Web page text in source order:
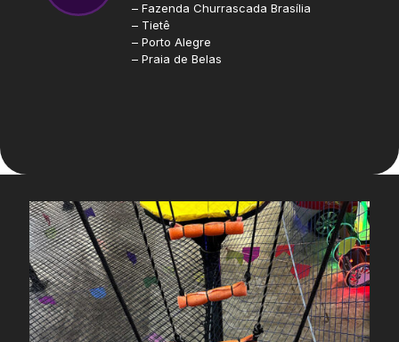
– Fazenda Churrascada Brasília
– Tietê
– Porto Alegre
– Praia de Belas